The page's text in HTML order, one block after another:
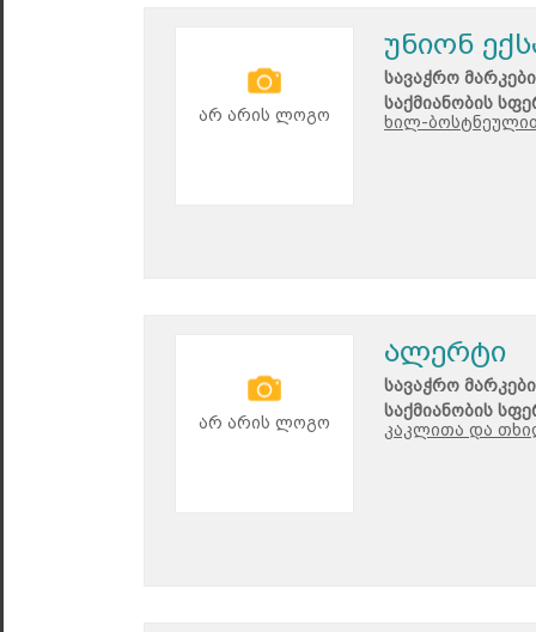
არ არის ლოგო
უნიონ
სავაჭრო
საქმიანობის
ხილ-
არ არის ლოგო
ალერტი
სავაჭრო
საქმიანობის
კაკლითა და